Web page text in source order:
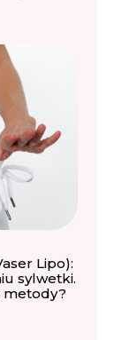
Lipo):
sylwetki.
metody?